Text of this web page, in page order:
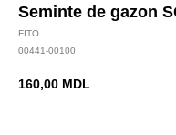
Seminte de gazon
FITO
00441-00100
160,00 MDL